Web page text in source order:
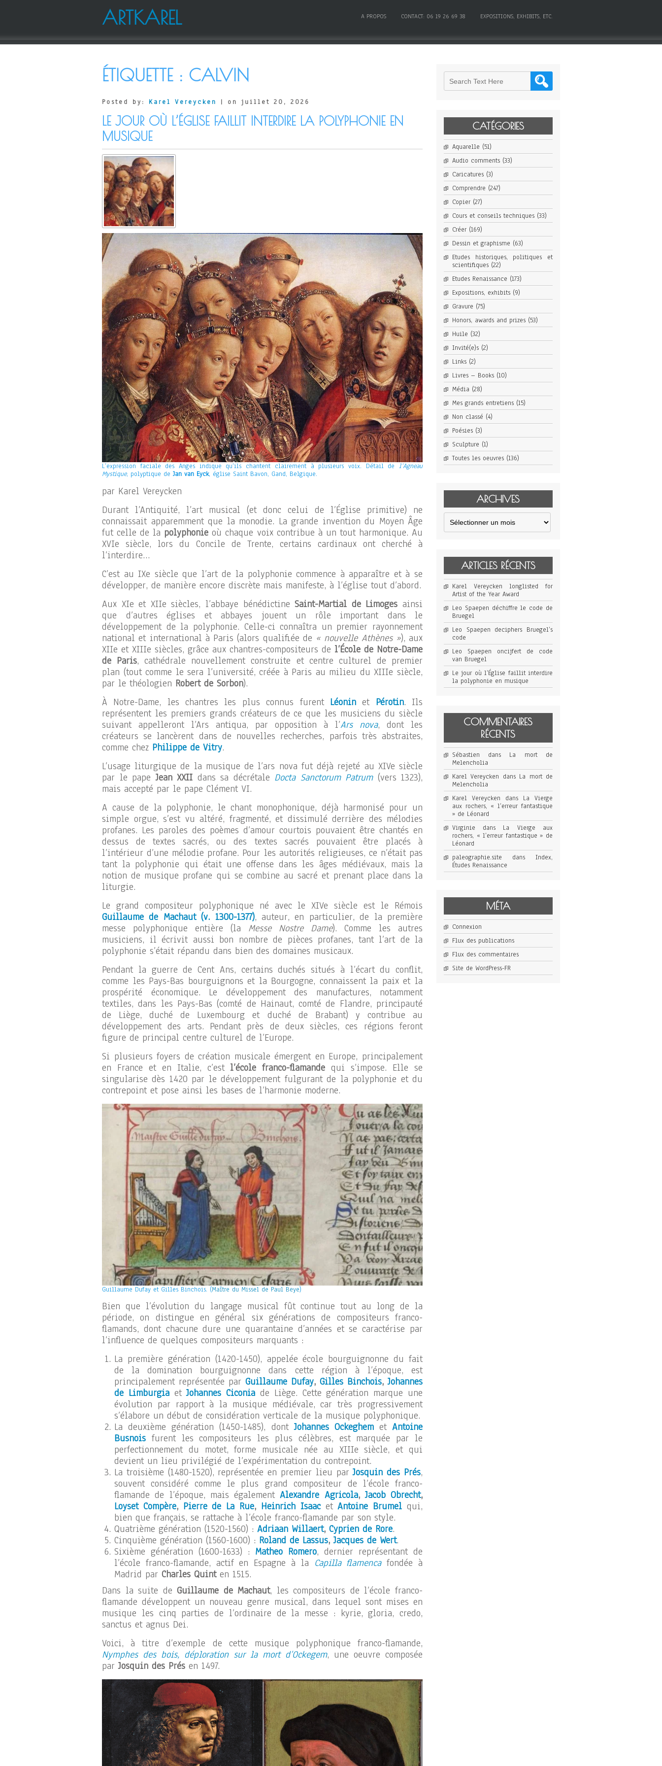
ARTKAREL A PROPOS CONTACT: 06 19 26 69 38 EXPOSITIONS, EXHIBITS, ETC.
ÉTIQUETTE : CALVIN
Posted by: Karel Vereycken | on juillet 20, 2026
LE JOUR OÙ L’ÉGLISE FAILLIT INTERDIRE LA POLYPHONIE EN
MUSIQUE
L’expression faciale des Anges indique qu’ils chantent clairement à plusieurs voix. Détail de l’Agneau
Mystique, polyptique de Jan van Eyck, église Saint Bavon, Gand, Belgique.
par Karel Vereycken
Durant l’Antiquité, l’art musical (et donc celui de l’Église primitive) ne
connaissait apparemment que la monodie. La grande invention du Moyen Âge
fut celle de la polyphonie où chaque voix contribue à un tout harmonique. Au
XVIe siècle, lors du Concile de Trente, certains cardinaux ont cherché à
l’interdire…
C’est au IXe siècle que l’art de la polyphonie commence à apparaître et à se
développer, de manière encore discrète mais manifeste, à l’église tout d’abord.
Aux XIe et XIIe siècles, l’abbaye bénédictineSaint-Martial de Limoges ainsi
que d’autres églises et abbayes jouent un rôle important dans le
développement de la polyphonie. Celle-ci connaîtra un premier rayonnement
national et international à Paris (alors qualifiée de « nouvelle Athènes »), aux
XIIe et XIIIe siècles, grâce aux chantres-compositeurs de l’École de Notre-Dame
de Paris, cathédrale nouvellement construite et centre culturel de premier
plan (tout comme le sera l’université, créée à Paris au milieu du XIIIe siècle,
par le théologien Robert de Sorbon).
À Notre-Dame, les chantres les plus connus furent Léoninet Pérotin. Ils
représentent les premiers grands créateurs de ce que les musiciens du siècle
suivant appelleront l’Ars antiqua, par opposition à l’Ars nova, dont les
créateurs se lancèrent dans de nouvelles recherches, parfois très abstraites,
comme chez Philippe de Vitry.
L’usage liturgique de la musique de l’ars nova fut déjà rejeté au XIVe siècle
par le papeJean XXII dans sa décrétale Docta Sanctorum Patrum(vers 1323),
mais accepté par le pape Clément VI.
A cause de la polyphonie, le chant monophonique, déjà harmonisé pour un
simple orgue, s’est vu altéré, fragmenté, et dissimulé derrière des mélodies
profanes. Les paroles des poèmes d’amour courtois pouvaient être chantés en
dessus de textes sacrés, ou des textes sacrés pouvaient être placés à
l’intérieur d’une mélodie profane. Pour les autorités religieuses, ce n’était pas
tant la polyphonie qui était une offense dans les âges médiévaux, mais la
notion de musique profane qui se combine au sacré et prenant place dans la
liturgie.
Le grand compositeur polyphonique né avec le XIVe siècle est le Rémois
Guillaume de Machaut (v. 1300-1377), auteur, en particulier, de la première
messe polyphonique entière (la Messe Nostre Dame). Comme les autres
musiciens, il écrivit aussi bon nombre de pièces profanes, tant l’art de la
polyphonie s’était répandu dans bien des domaines musicaux.
Pendant la guerre de Cent Ans, certains duchés situés à l’écart du conflit,
comme les Pays-Bas bourguignons et la Bourgogne, connaissent la paix et la
prospérité économique. Le développement des manufactures, notamment
textiles, dans les Pays-Bas (comté de Hainaut, comté de Flandre, principauté
de Liège, duché de Luxembourg et duché de Brabant) y contribue au
développement des arts. Pendant près de deux siècles, ces régions feront
figure de principal centre culturel de l’Europe.
Si plusieurs foyers de création musicale émergent en Europe, principalement
en France et en Italie, c’est l’école franco-flamande qui s’impose. Elle se
singularise dès 1420 par le développement fulgurant de la polyphonie et du
contrepoint et pose ainsi les bases de l’harmonie moderne.
Guillaume Dufay et Gilles Binchois. (Maître du Missel de Paul Beye)
Bien que l’évolution du langage musical fût continue tout au long de la
période, on distingue en général six générations de compositeurs franco-
flamands, dont chacune dure une quarantaine d’années et se caractérise par
l’influence de quelques compositeurs marquants :
La première génération (1420-1450), appelée école bourguignonne du fait
de la domination bourguignonne dans cette région à l’époque, est
principalement représentée par Guillaume Dufay, Gilles Binchois,Johannes
de LimburgiaetJohannes Ciconia de Liège. Cette génération marque une
évolution par rapport à la musique médiévale, car très progressivement
s’élabore un début de considération verticale de la musique polyphonique.
La deuxième génération (1450-1485), dontJohannes Ockeghemet Antoine
Busnois furent les compositeurs les plus célèbres, est marquée par le
perfectionnement du motet, forme musicale née au XIIIe siècle, et qui
devient un lieu privilégié de l’expérimentation du contrepoint.
La troisième (1480-1520), représentée en premier lieu parJosquin des Prés,
souvent considéré comme le plus grand compositeur de l’école franco-
flamande de l’époque, mais égalementAlexandre Agricola,Jacob Obrecht,
Loyset Compère, Pierre de La Rue, Heinrich IsaacetAntoine Brumel qui,
bien que français, se rattache à l’école franco-flamande par son style.
Quatrième génération (1520-1560) : Adriaan Willaert, Cyprien de Rore.
Cinquième génération (1560-1600) : Roland de Lassus,Jacques de Wert.
Sixième génération (1600-1633) : Matheo Romero, dernier représentant de
l’école franco-flamande, actif en Espagne à la Capilla flamencafondée à
Madrid par Charles Quinten 1515.
Dans la suite deGuillaume de Machaut, les compositeurs de l’école franco-
flamande développent un nouveau genre musical, dans lequel sont mises en
musique les cinq parties de l’ordinaire de la messe : kyrie, gloria, credo,
sanctus et agnus Dei.
Voici, à titre d’exemple de cette musique polyphonique franco-flamande,
Nymphes des bois, déploration sur la mort d’Ockegem, une oeuvre composée
parJosquin des Prés en 1497.
CATÉGORIES
Aquarelle (51)
Audio comments(33)
Caricatures(3)
Comprendre (247)
Copier(27)
Cours et conseils techniques(33)
Créer(169)
Dessin et graphisme (63)
Etudes historiques, politiques et
scientifiques(22)
Etudes Renaissance (173)
Expositions, exhibits(9)
Gravure (75)
Honors, awards and prizes(53)
Huile (32)
Invité(e)s(2)
Links(2)
Livres – Books(10)
Média (28)
Mes grands entretiens(15)
Non classé (4)
Poésies(3)
Sculpture (1)
Toutes les oeuvres(136)
ARCHIVES
Archives
ARTICLES RÉCENTS
Karel Vereycken longlisted for
Artist of the Year Award
Leo Spaepen déchiffre le code de
Bruegel
Leo Spaepen deciphers Bruegel’s
code
Leo Spaepen oncijfert de code
van Bruegel
Le jour où l’Église faillit interdire
la polyphonie en musique
COMMENTAIRES
RÉCENTS
Sébastien dans La mort de
Melencholia
Karel Vereycken dans La mort de
Melencholia
Karel Vereycken dans La Vierge
aux rochers, « l’erreur fantastique
» de Léonard
Virginie dans La Vierge aux
rochers, « l’erreur fantastique » de
Léonard
paleographie.site dans Index,
Études Renaissance
MÉTA
Connexion
Flux des publications
Flux des commentaires
Site de WordPress-FR